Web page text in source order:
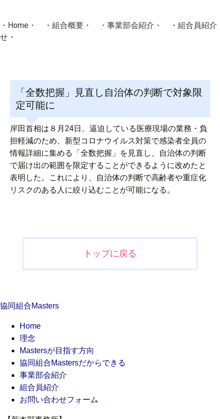
・ Home ・ ・ 組合概要 ・ ・ 事業部会紹介 ・ ・ 組合員紹介
せ ・
協同組合Masters／
国土交通省・経済産業省・農林水産省・厚生労働省 認可
Masters組合員ログイン
「全数把握」見直し自治体の判断で対象限
定可能に
岸田首相は８月24日、逼迫している医療現場の業務・負
担軽減のため、新型コロナウイルス対策で感染者全員の
情報詳細に集める「全数把握」を見直し、自治体の判断
で届け出の範囲を限定することができるように改めたと
表明した。これにより、自治体の判断で高齢者や重症化
リスクのある人に絞り込むことが可能になる。
シ
ョ
トップに戻る
協同組合Masters
Home
理念
Mastersが目指す方向
協同組合Mastersだからできる
事業部会紹介
組合員紹介
お問い合わせフォーム